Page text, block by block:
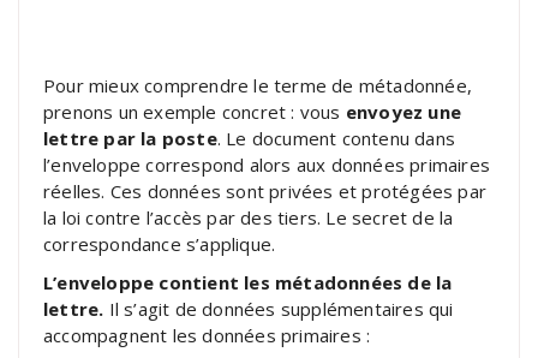
Pour mieux comprendre le terme de métadonnée,
prenons un exemple concret : vous envoyez une
lettre par la poste. Le document contenu dans
l’enveloppe correspond alors aux données primaires
réelles. Ces données sont privées et protégées par
la loi contre l’accès par des tiers. Le secret de la
correspondance s’applique.
L’enveloppe contient les métadonnées de la
lettre. Il s’agit de données supplémentaires qui
accompagnent les données primaires :